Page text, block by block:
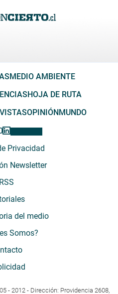
MEDIO AMBIENTE
HOJA DE RUTA
OPINIÓNMUNDO
Privacidad
Newsletter
RSS
del medio
Somos?
- 2012 - Dirección: Providencia 2608,